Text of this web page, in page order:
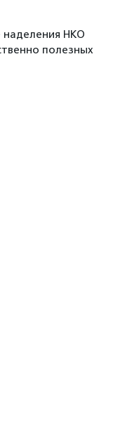
наделения НКО
полезных